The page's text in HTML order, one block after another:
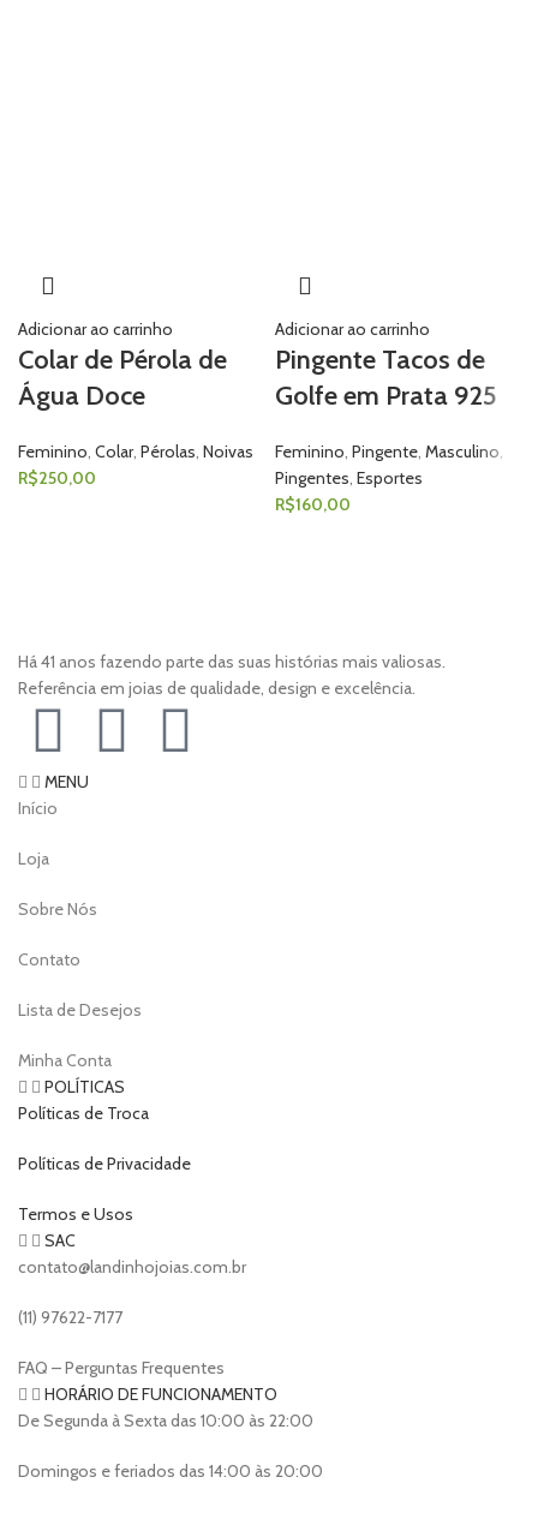
Adicionar ao carrinho
Colar de Pérola de
Água Doce
Feminino, Colar, Pérolas, Noivas
R$250,00
Adicionar ao carrinho
Pingente Tacos de
Golfe em Prata 925
Feminino, Pingente, Masculino,
Pingentes, Esportes
R$160,00
Há 41 anos fazendo parte das suas histórias mais valiosas.
Referência em joias de qualidade, design e excelência.
MENU
Início
Loja
Sobre Nós
Contato
Lista de Desejos
Minha Conta
POLÍTICAS
Políticas de Troca
Políticas de Privacidade
Termos e Usos
SAC
contato@landinhojoias.com.br
(11) 97622-7177
FAQ – Perguntas Frequentes
HORÁRIO DE FUNCIONAMENTO
De Segunda à Sexta das 10:00 às 22:00
Domingos e feriados das 14:00 às 20:00